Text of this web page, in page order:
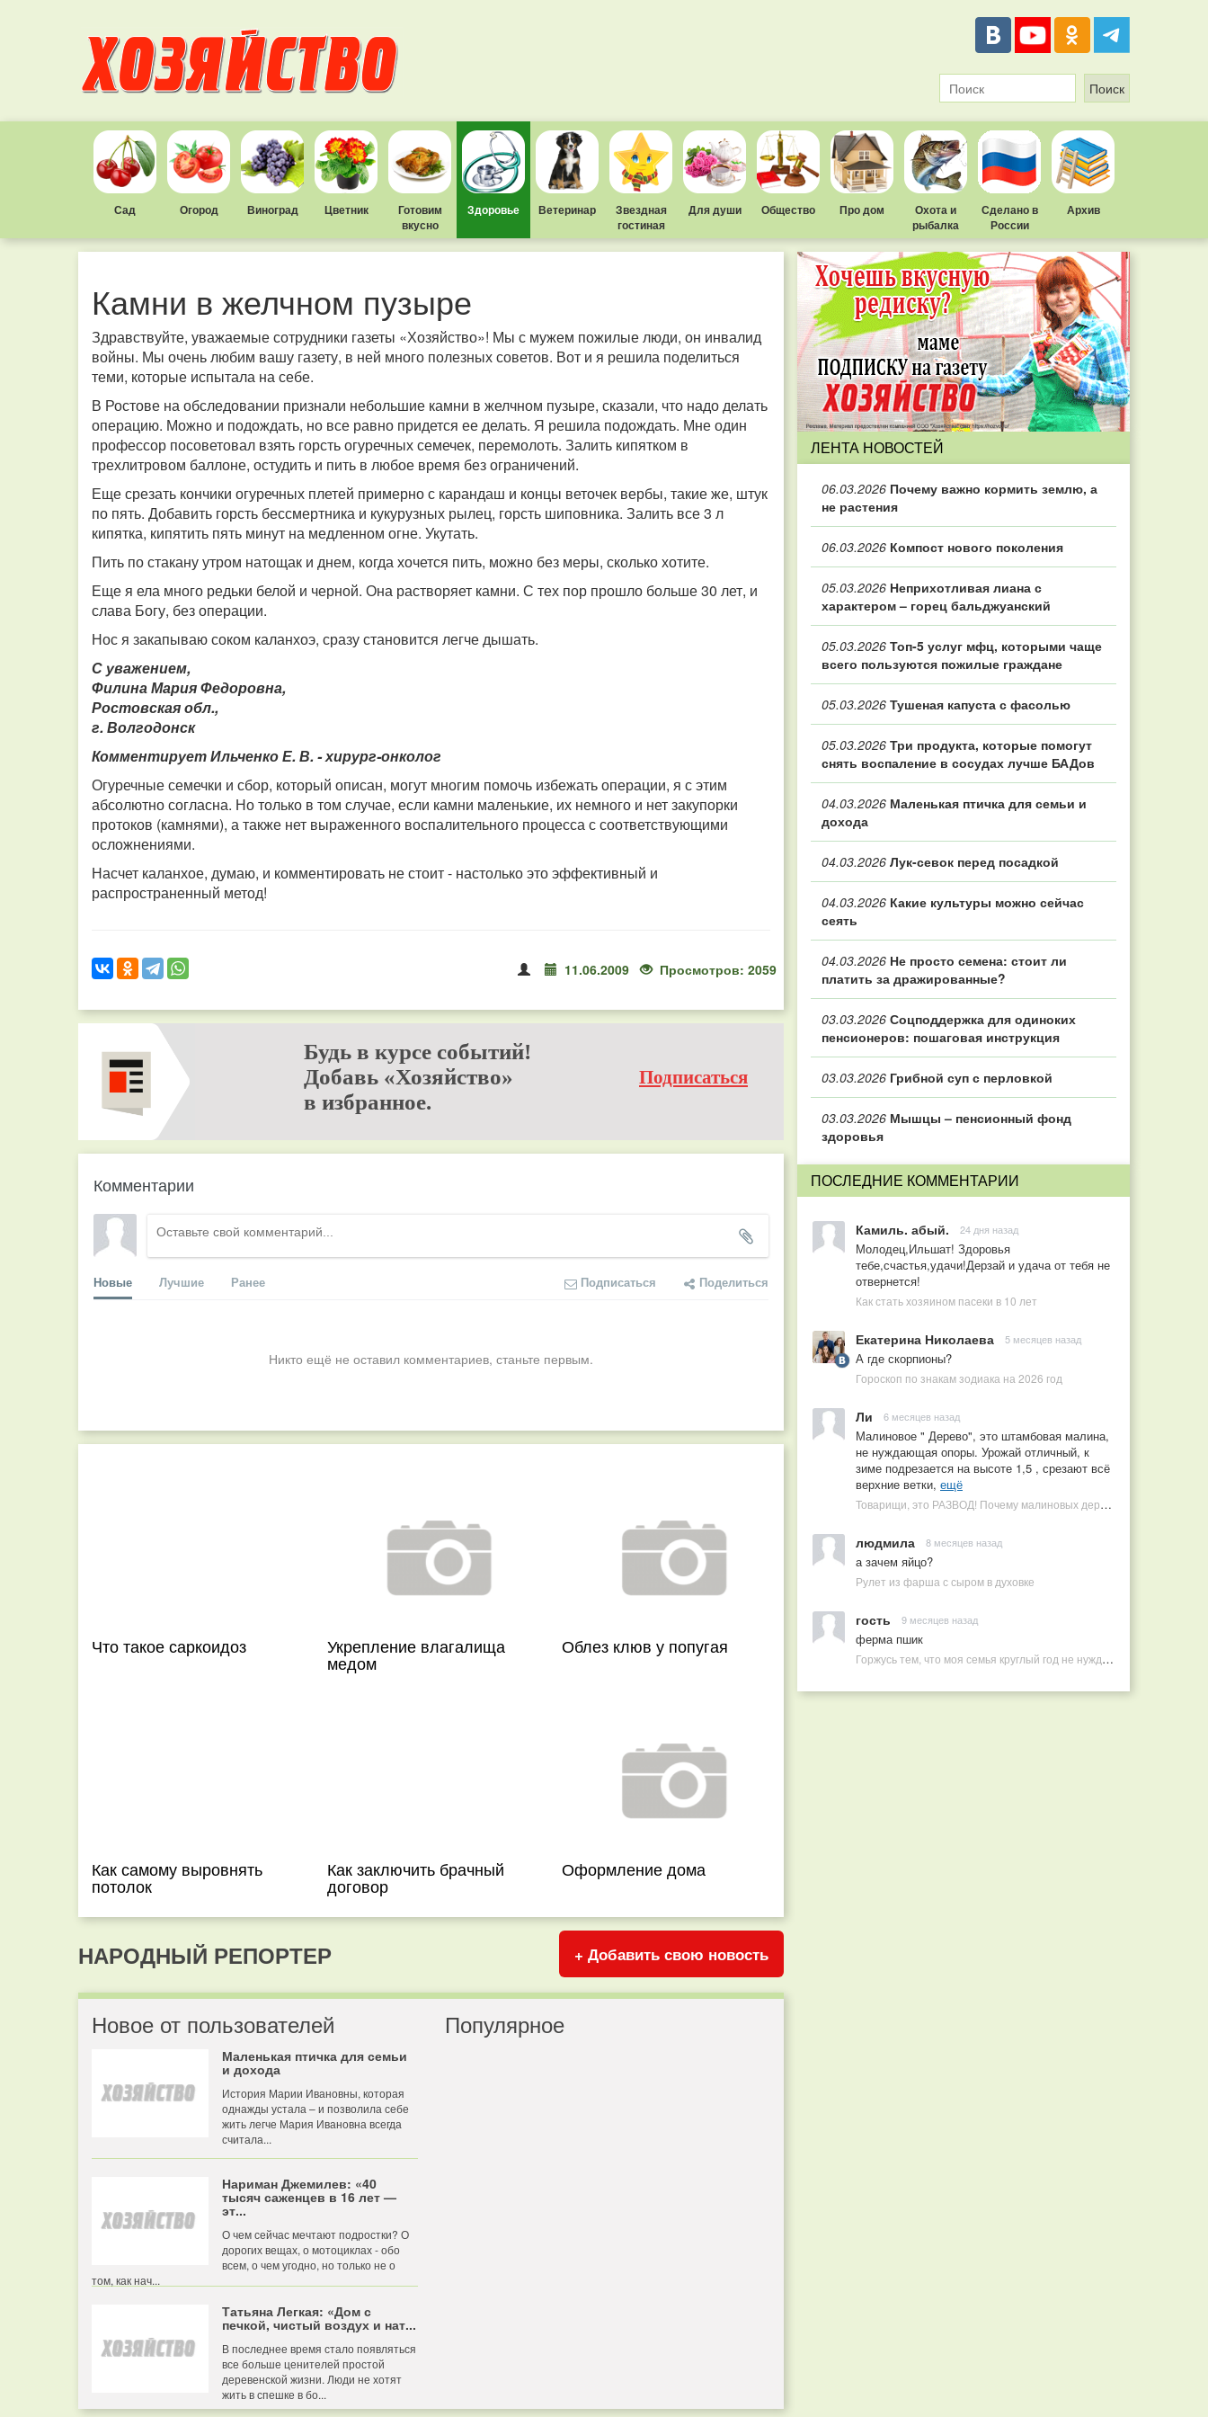
Сад Огород Виноград Цветник
Готовим
вкусно
Здоровье Ветеринар
Звездная
гостиная
Для души Общество Про дом
Охота и
рыбалка
Сделано в
России
Архив
Камни в желчном пузыре
Здравствуйте, уважаемые сотрудники газеты «Хозяйство»! Мы с мужем пожилые люди, он инвалид
войны. Мы очень любим вашу газету, в ней много полезных советов. Вот и я решила поделиться
теми, которые испытала на себе.
В Ростове на обследовании признали небольшие камни в желчном пузыре, сказали, что надо делать
операцию. Можно и подождать, но все равно придется ее делать. Я решила подождать. Мне один
профессор посоветовал взять горсть огуречных семечек, перемолоть. Залить кипятком в
трехлитровом баллоне, остудить и пить в любое время без ограничений.
Еще срезать кончики огуречных плетей примерно с карандаш и концы веточек вербы, такие же, штук
по пять. Добавить горсть бессмертника и кукурузных рылец, горсть шиповника. Залить все 3 л
кипятка, кипятить пять минут на медленном огне. Укутать.
Пить по стакану утром натощак и днем, когда хочется пить, можно без меры, сколько хотите.
Еще я ела много редьки белой и черной. Она растворяет камни. С тех пор прошло больше 30 лет, и
слава Богу, без операции.
Нос я закапываю соком каланхоэ, сразу становится легче дышать.
С уважением,
Филина Мария Федоровна,
Ростовская обл.,
г. Волгодонск
Комментирует Ильченко Е. В. - хирург-онколог
Огуречные семечки и сбор, который описан, могут многим помочь избежать операции, я с этим
абсолютно согласна. Но только в том случае, если камни маленькие, их немного и нет закупорки
протоков (камнями), а также нет выраженного воспалительного процесса с соответствующими
осложнениями.
Насчет каланхое, думаю, и комментировать не стоит - настолько это эффективный и
распространенный метод!
11.06.2009 Просмотров: 2059
Будь в курсе событий!
Добавь «Хозяйство»
в избранное.
Подписаться
Комментарии
Новые Лучшие Ранее Подписаться Поделиться
Никто ещё не оставил комментариев, станьте первым.
Что такое саркоидоз Укрепление влагалища
медом
Облез клюв у попугая
Как самому выровнять
потолок
Как заключить брачный
договор
Оформление дома
НАРОДНЫЙ РЕПОРТЕР + Добавить свою новость
Новое от пользователей
Маленькая птичка для семьи
и дохода
История Марии Ивановны, которая
однажды устала – и позволила себе
жить легче Мария Ивановна всегда
считала...
Нариман Джемилев: «40
тысяч саженцев в 16 лет —
эт...
О чем сейчас мечтают подростки? О
дорогих вещах, о мотоциклах - обо
всем, о чем угодно, но только не о
том, как нач...
Татьяна Легкая: «Дом с
печкой, чистый воздух и нат...
В последнее время стало появляться
все больше ценителей простой
деревенской жизни. Люди не хотят
жить в спешке в бо...
Популярное
ЛЕНТА НОВОСТЕЙ
06.03.2026 Почему важно кормить землю, а
не растения
06.03.2026 Компост нового поколения
05.03.2026 Неприхотливая лиана с
характером – горец бальджуанский
05.03.2026 Топ‑5 услуг мфц, которыми чаще
всего пользуются пожилые граждане
05.03.2026 Тушеная капуста с фасолью
05.03.2026 Три продукта, которые помогут
снять воспаление в сосудах лучше БАДов
04.03.2026 Маленькая птичка для семьи и
дохода
04.03.2026 Лук-севок перед посадкой
04.03.2026 Какие культуры можно сейчас
сеять
04.03.2026 Не просто семена: стоит ли
платить за дражированные?
03.03.2026 Соцподдержка для одиноких
пенсионеров: пошаговая инструкция
03.03.2026 Грибной суп с перловкой
03.03.2026 Мышцы – пенсионный фонд
здоровья
ПОСЛЕДНИЕ КОММЕНТАРИИ
Камиль. абый. 24 дня назад
Молодец,Ильшат! Здоровья
тебе,счастья,удачи!Дерзай и удача от тебя не
отвернется!
Как стать хозяином пасеки в 10 лет
Екатерина Николаева 5 месяцев назад
А где скорпионы?
Гороскоп по знакам зодиака на 2026 год
Ли 6 месяцев назад
Малиновое " Дерево", это штамбовая малина,
не нуждающая опоры. Урожай отличный, к
зиме подрезается на высоте 1,5 , срезают всё
верхние ветки, ещё
Товарищи, это РАЗВОД! Почему малиновых деревьев не бывает, или Как ушлые продавцы наживаются на мечтах садоводов
людмила 8 месяцев назад
а зачем яйцо?
Рулет из фарша с сыром в духовке
гость 9 месяцев назад
ферма пшик
Горжусь тем, что моя семья круглый год не нуждается в покупных витаминах